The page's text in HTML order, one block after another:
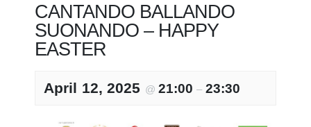
CANTANDO BALLANDO
SUONANDO – HAPPY
EASTER
April 12, 2025 @ 21:00– 23:30